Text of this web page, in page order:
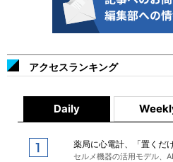
アクセスランキング
Daily
薬局に心電計、「置くだ
セルメ機器の活用モデル、